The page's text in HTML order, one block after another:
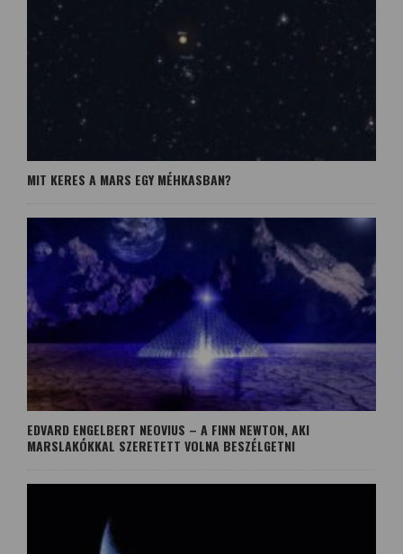
MIT KERES A MARS EGY MÉHKASBAN?
EDVARD ENGELBERT NEOVIUS – A FINN NEWTON, AKI
MARSLAKÓKKAL SZERETETT VOLNA BESZÉLGETNI